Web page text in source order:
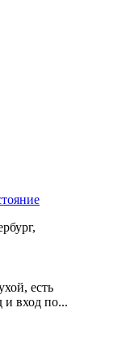
есть
и вход по...